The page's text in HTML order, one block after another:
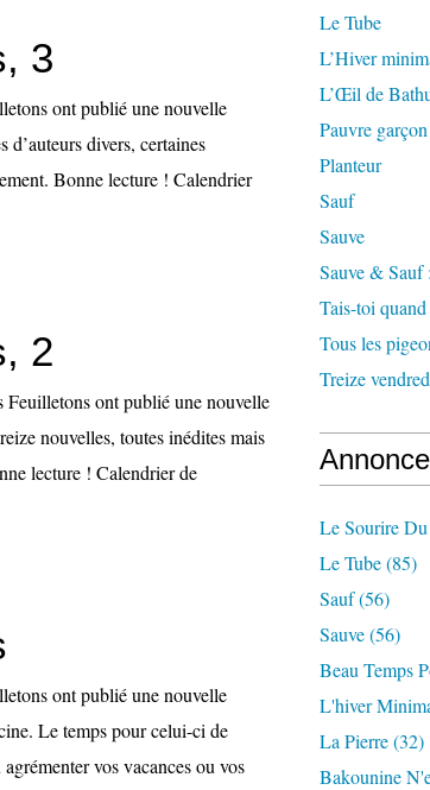
3
ont publié une nouvelle
divers, certaines
Bonne lecture ! Calendrier
2
ont publié une nouvelle
nouvelles, toutes inédites mais
lecture ! Calendrier de
ont publié une nouvelle
Le temps pour celui-ci de
vos vacances ou vos
Le Tube
L’Hiver
L’Œil de
Pauvre
Planteur
Sauf
Sauve
Sauve &
Tais-toi
Tous les
Treize
Le Sourire
Le Tube(85)
Sauf(56)
Sauve(56)
Beau Temps
L'hiver
La Pierre(32)
Bakounine